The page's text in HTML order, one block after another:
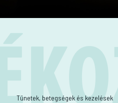
Tünetek, betegségek és kezelések